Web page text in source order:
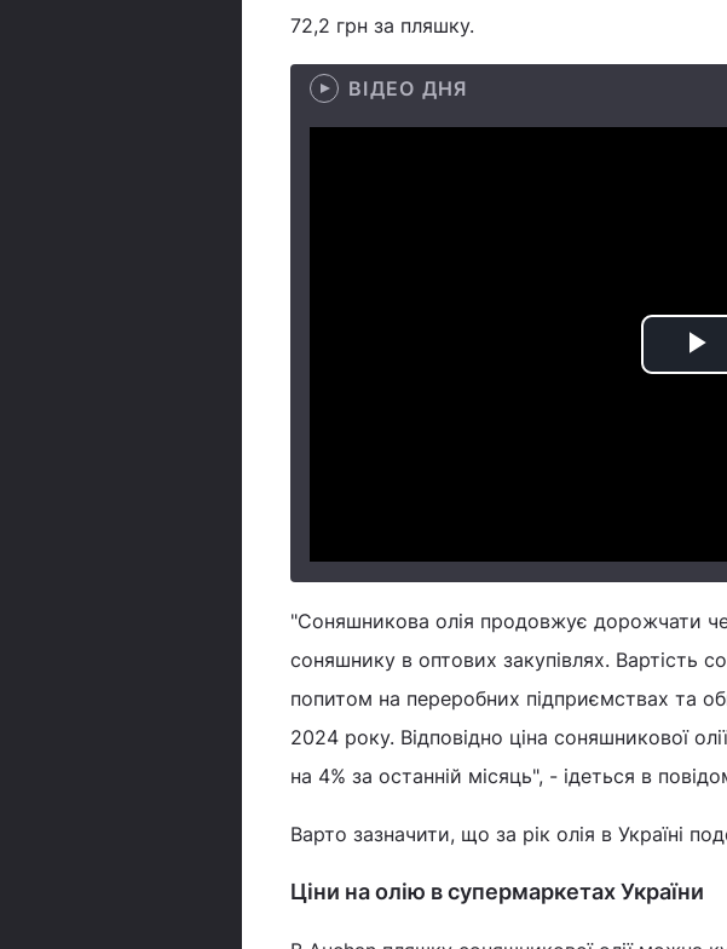
72,2 грн за пляшку.
ВІДЕО ДНЯ
"Соняшникова олія продовжує дорожчати
соняшнику в оптових закупівлях. Вартість
попитом на переробних підприємствах та
2024 року. Відповідно ціна соняшникової
на 4% за останній місяць", - ідеться в
Варто зазначити, що за рік олія в Україні
Ціни на олію в супермаркетах України